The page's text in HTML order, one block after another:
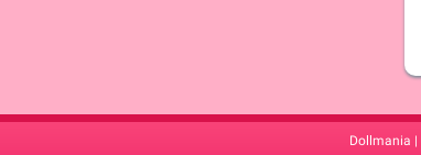
Dollmania |